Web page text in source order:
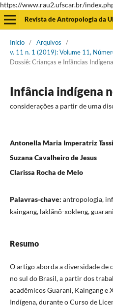
https://www.rau2.ufscar.br/
Revista de Antropologia da
Início / Arquivos
/
v. 11 n. 1 (2019): Volume 11,
Dossiê: Crianças e Infâncias
Infância indígena
considerações a partir de uma
Antonella Maria Imperatriz
Suzana Cavalheiro de Jesus
Clarissa Rocha de Melo
Palavras-chave: antropologia,
kaingang, laklãnõ-xokleng, guarani
Resumo
O artigo aborda a diversidade de
no sul do Brasil, a partir dos
acadêmicos Guarani, Kaingang e
Indígena, durante o Curso de